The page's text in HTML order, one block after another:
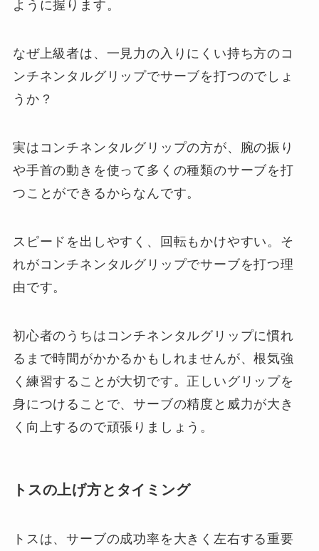
ように握ります。
なぜ上級者は、一見力の入りにくい持ち方のコ
ンチネンタルグリップでサーブを打つのでしょ
うか？
実はコンチネンタルグリップの方が、腕の振り
や手首の動きを使って多くの種類のサーブを打
つことができるからなんです。
スピードを出しやすく、回転もかけやすい。そ
れがコンチネンタルグリップでサーブを打つ理
由です。
初心者のうちはコンチネンタルグリップに慣れ
るまで時間がかかるかもしれませんが、根気強
く練習することが大切です。正しいグリップを
身につけることで、サーブの精度と威力が大き
く向上するので頑張りましょう。
トスの上げ方とタイミング
トスは、サーブの成功率を大きく左右する重要